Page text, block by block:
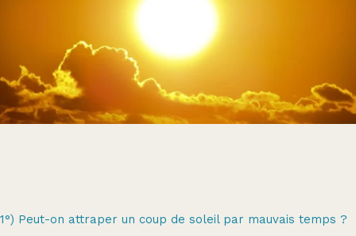
1°) Peut-on attraper un coup de soleil par mauvais temps ?